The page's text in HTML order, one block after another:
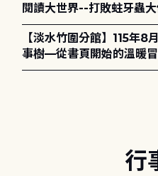
閱讀大世界--打敗蛀牙蟲
護全攻略》
【淡水竹圍分館】115年8
事樹—從書頁開始的溫暖
電章魚》
行